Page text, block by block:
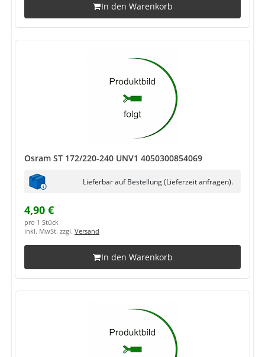
In den Warenkorb
Osram ST 172/220-240 UNV1 4050300854069
Lieferbar auf Bestellung (Lieferzeit anfragen).
4,90 €
pro 1 Stück
inkl. MwSt. zzgl. Versand
In den Warenkorb